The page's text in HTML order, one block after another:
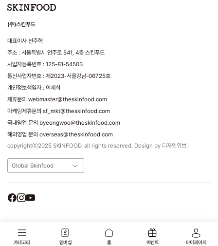
(주)스킨푸드
대표이사 천주혁
주소 : 서울특별시 언주로 541, 4층 스킨푸드
사업자등록번호 : 125-81-54503
통신사업자번호 : 제2023-서울강남-06725호
개인정보책임자 : 이세희
제휴문의 webmaster@theskinfood.com
마케팅제휴문의 sf_mkt@theskinfood.com
국내영업 문의 byeongwoo@theskinfood.com
해외영업 문의 overseas@theskinfood.com
copyrightⓒ2025 SKINFOOD. all rights reserved. Design by 디자인위브.
Global Skinfood
카테고리 멤버십 홈 이벤트 마이페이지